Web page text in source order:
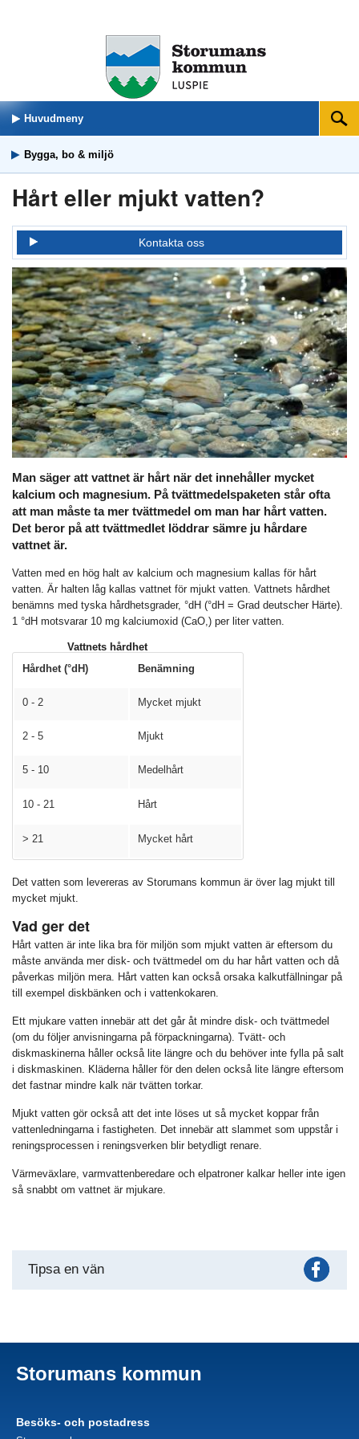
Huvudmeny Sök
Bygga, bo & miljö
Hårt eller mjukt vatten?
Kontakta oss
Man säger att vattnet är hårt när det innehåller mycket
kalcium och magnesium. På tvättmedelspaketen står ofta
att man måste ta mer tvättmedel om man har hårt vatten.
Det beror på att tvättmedlet löddrar sämre ju hårdare
vattnet är.
Vatten med en hög halt av kalcium och magnesium kallas för hårt
vatten. Är halten låg kallas vattnet för mjukt vatten. Vattnets hårdhet
benämns med tyska hårdhetsgrader, °dH (°dH = Grad deutscher Härte).
1 °dH motsvarar 10 mg kalciumoxid (CaO,) per liter vatten.
Vattnets hårdhet
Hårdhet (°dH)
Benämning
0 - 2 Mycket mjukt
2 - 5 Mjukt
5 - 10 Medelhårt
10 - 21 Hårt
> 21 Mycket hårt
Det vatten som levereras av Storumans kommun är över lag mjukt till
mycket mjukt.
Vad ger det
Hårt vatten är inte lika bra för miljön som mjukt vatten är eftersom du
måste använda mer disk- och tvättmedel om du har hårt vatten och då
påverkas miljön mera. Hårt vatten kan också orsaka kalkutfällningar på
till exempel diskbänken och i vattenkokaren.
Ett mjukare vatten innebär att det går åt mindre disk- och tvättmedel
(om du följer anvisningarna på förpackningarna). Tvätt- och
diskmaskinerna håller också lite längre och du behöver inte fylla på salt
i diskmaskinen. Kläderna håller för den delen också lite längre eftersom
det fastnar mindre kalk när tvätten torkar.
Mjukt vatten gör också att det inte löses ut så mycket koppar från
vattenledningarna i fastigheten. Det innebär att slammet som uppstår i
reningsprocessen i reningsverken blir betydligt renare.
Värmeväxlare, varmvattenberedare och elpatroner kalkar heller inte igen
så snabbt om vattnet är mjukare.
Tipsa en vän
Storumans kommun
Besöks- och postadress